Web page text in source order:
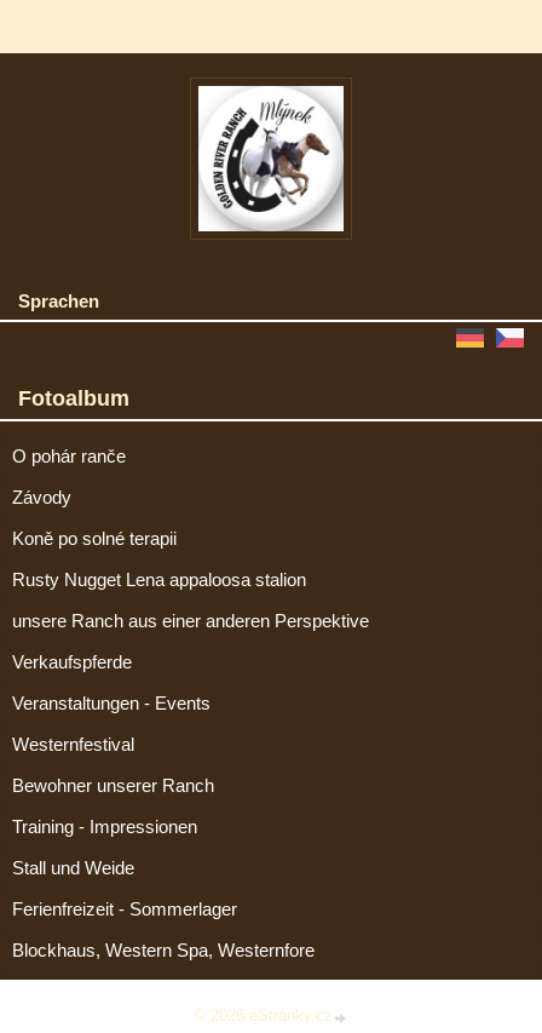
Sprachen
Fotoalbum
O pohár ranče
Závody
Koně po solné terapii
Rusty Nugget Lena appaloosa stalion
unsere Ranch aus einer anderen Perspektive
Verkaufspferde
Veranstaltungen - Events
Westernfestival
Bewohner unserer Ranch
Training - Impressionen
Stall und Weide
Ferienfreizeit - Sommerlager
Blockhaus, Western Spa, Westernfore
© 2026 eStránky.cz